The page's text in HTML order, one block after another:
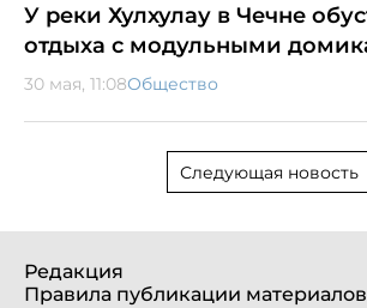
У реки Хулхулау в Чечне
отдыха с модульными
30 мая, 11:08Общество
Следующая новость
Редакция
Правила публикации материалов